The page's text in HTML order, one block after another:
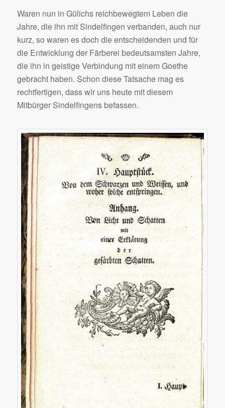
Waren nun in Gülichs reichbewegtem Leben die
Jahre, die ihn mit Sindelfingen verbanden, auch nur
kurz, so waren es doch die entscheidenden und für
die Entwicklung der Färberei bedeutsamsten Jahre,
die ihn in geistige Verbindung mit einem Goethe
gebracht haben. Schon diese Tatsache mag es
rechtfertigen, dass wir uns heute mit diesem
Mitbürger Sindelfingens befassen.